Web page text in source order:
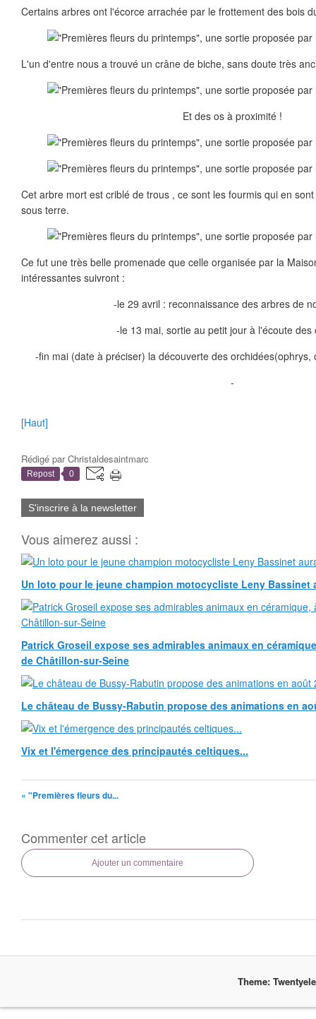
Certains arbres ont l'écorce arrachée par le frottement des bois
L'un d'entre nous a trouvé un crâne de biche, sans doute très
Et des os à proximité !
Cet arbre mort est criblé de trous , ce sont les fourmis qui en
sous terre.
Ce fut une très belle promenade que celle organisée par la
intéressantes suivront :
-le 29 avril : reconnaissance des arbres de
-le 13 mai, sortie au petit jour à l'écoute des
-fin mai (date à préciser) la découverte des orchidées(ophrys,
-
[Haut]
Rédigé parChristaldesaintmarc
Repost 0
S'inscrire à la newsletter
Vous aimerez aussi :
Un loto pour le jeune champion motocycliste Leny Bassinet
Patrick Groseil expose ses admirables animaux en
de Châtillon-sur-Seine
Le château de Bussy-Rabutin propose des animations en
Vix et l'émergence des principautés celtiques...
« "Premières fleurs du...
Commenter cet article
Ajouter un commentaire
Theme: